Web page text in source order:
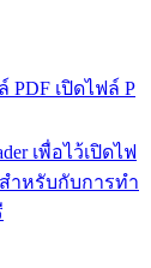
PDF เปิดไฟล์ P
เพื่อไว้เปิดไฟ
สำหรับกับการทำ